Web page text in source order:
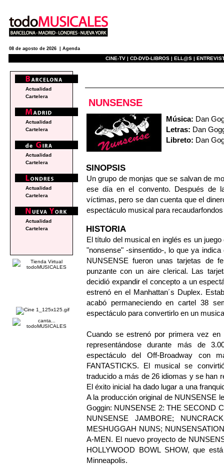
08 de agosto de 2026 | Agenda
CINE-TV | CD-DVD-LIBROS | ELL@S |
NUNSENSE
Música: Dan
Letras: Dan
Libreto: Dan
SINOPSIS
Un grupo de monjas que se salvan de
ese día en el convento. Después de
víctimas, pero se dan cuenta que el
espectáculo musical para
HISTORIA
El título del musical en inglés es un
"nonsense" -sinsentido-, lo que ya
NUNSENSE fueron unas tarjetas de
punzante con un aire clerical. Las
decidió expandir el concepto a un
estrenó en el Manhattan´s Duplex.
acabó permaneciendo en cartel 38
espectáculo para convertirlo en un
Cuando se estrenó por primera vez
representándose durante más de
espectáculo del Off-Broadway con
FANTASTICKS. El musical se
traducido a más de 26 idiomas y se han
El éxito inicial ha dado lugar a una
A la producción original de NUNSENSE
Goggin: NUNSENSE 2: THE SECOND
NUNSENSE JAMBORE;
MESHUGGAH NUNS;
A-MEN. El nuevo proyecto de
HOLLYWOOD BOWL SHOW, que
Minneapolis.
Actualidad
Cartelera
Actualidad
Cartelera
Actualidad
Cartelera
Actualidad
Cartelera
Actualidad
Cartelera